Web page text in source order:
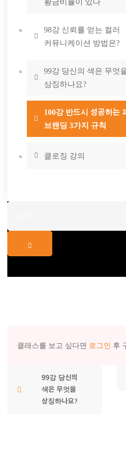
황금비율이 있다
98강 신뢰를 얻는 컬러
커뮤니케이션 방법은?
99강 당신의 색은 무엇
상징하나요?
100강 반드시 성공하는
브랜딩 3가지 규칙
클로징 강의
클래스를 보고 싶다면 로그인 후
99강 당신의
색은 무엇을
상징하나요?